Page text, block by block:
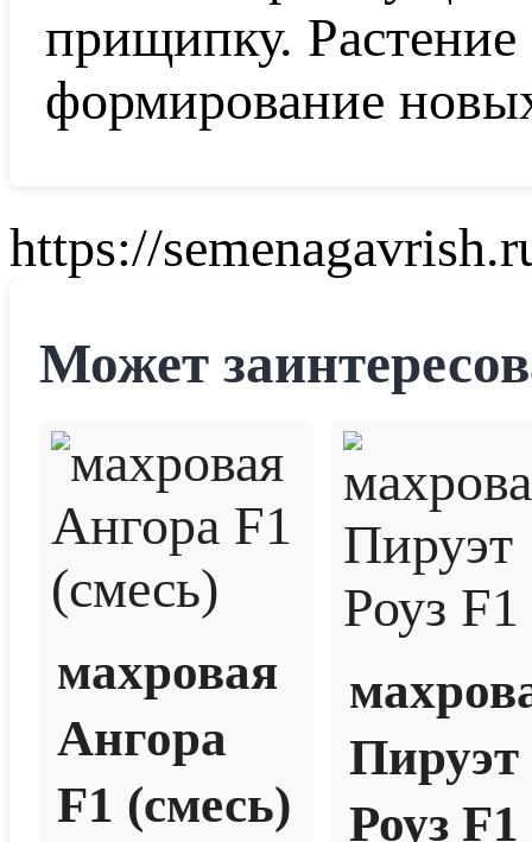
прищипку. Растение
формирование
https://
Может
махровая
Ангора
F1 (смесь)
Пируэт
Роуз F1